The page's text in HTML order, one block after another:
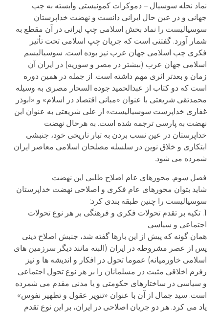
نماد نحله سوسیال – دموکرات کمونیستی وابسته به چپ
جهانی و در عین حال ایرانی دانست و نهضت خداپرستان
سوسیالیست را نماد بخش اسلامی چپ ایرانی در آن مقطع به
شمار آورد. گفتنی است که جریان چپ اسلامی تحت تأثیر
فکری چپ اسلامی جهان عرب نیز بوده است. سوسیالیسم
اسلامی جهان عرب (بیشتر در مصر و سوریه) در ایران آن
زمان و بعدتر اثری مهم داشته است. از جمله در همین دوره
است که دو کتاب از عبدالحمید جوده السحار مصری به وسیله
محمدتقی شریعتی با عنوان «مبانی اقتصاد در اسلام» و «ابوذر
غفاری خداپرست سوسیالیست» از علی شریعتی به عنوان این
نهضت به پارسی ترجمه شده است. به هرحال نهضت
خداپرستان در عین نسب بردن به تبار تاریخی خود، جنبشی
ابتکاری و خلاق نوین در سلسله مصلحان اسلامی معاصر ایران
شمرده می شود.
فصل سوم. محورهای عام اصلاح طلبی این نهضت
شاید بتوان محورهای عام فکری و اصلاحی نهضت خداپرستان
سوسیالیست را چنین طبقه بندی کرد:
1. تکیه بر تقدم تحولات فکری و فرهنگی بر هر نوع تحولات
اجتماعی و سیاسی
همان گونه که پیش از این بارها گفته شد، جنبش اصلاح دینی
پس از عصر مشروطه در ایران (البته مانند دیگر سرزمین های
اسلامی خاورمیانه) عموما تحول در افکار و اندیشه ها و نیز
رفرم اخلاقی مثبت در مسلمانان را بر هر نوع تحول اجتماعی
و سیاسی در ساختارهای حکومتی و یا مدنی مقدم می شمرده
است. سید جمال از آن با عنوان «تنویر عقول و تطهیر نفوس»
یاد می کرد. هر دو جریان اصلاحی در ایران، بر این نوع تقدم